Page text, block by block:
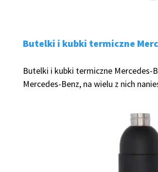
Butelki i kubki termiczne
Butelki i kubki termiczne Mercedes-
Mercedes-Benz, na wielu z nich